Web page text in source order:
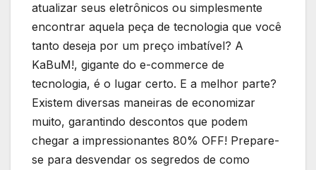
atualizar seus eletrônicos ou simplesmente
encontrar aquela peça de tecnologia que você
tanto deseja por um preço imbatível? A
KaBuM!, gigante do e-commerce de
tecnologia, é o lugar certo. E a melhor parte?
Existem diversas maneiras de economizar
muito, garantindo descontos que podem
chegar a impressionantes 80% OFF! Prepare-
se para desvendar os segredos de como